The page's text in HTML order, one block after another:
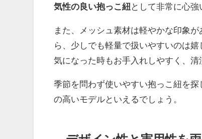
気性の良い抱っこ紐 として非常に心強
また、メッシュ素材は軽やかな印象
ら、少しでも軽量で扱いやすいのは
気になった時もお手入れしやすく、
季節を問わず使いやすい抱っこ紐を
の高いモデルといえるでしょう。